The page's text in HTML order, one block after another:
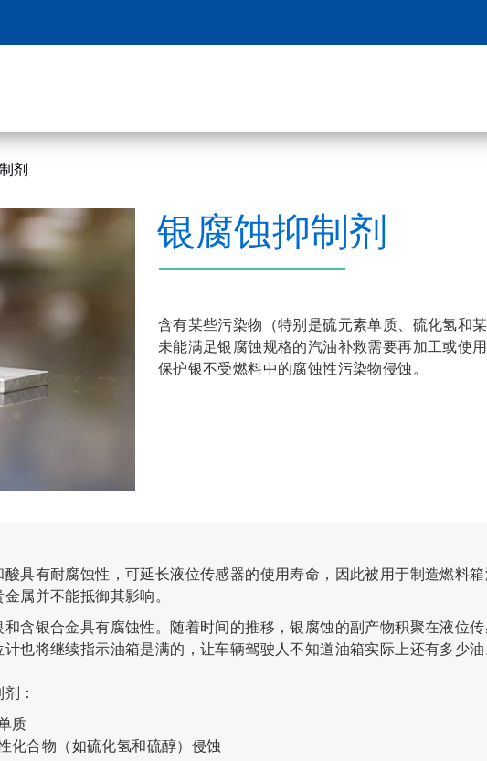
剂
银腐蚀抑制剂
含有某些污染物（特别是硫元素单质、硫化氢和
未能满足银腐蚀规格的汽油补救需要再加工或使
保护银不受燃料中的腐蚀性污染物侵蚀。
具有耐腐蚀性，可延长液位传感器的使用寿命，因此被用于制造燃料
属并不能抵御其影响。
含银合金具有腐蚀性。随着时间的推移，银腐蚀的副产物积聚在液位
也将继续指示油箱是满的，让车辆驾驶人不知道油箱实际上还有多少
：
质
化合物（如硫化氢和硫醇）侵蚀